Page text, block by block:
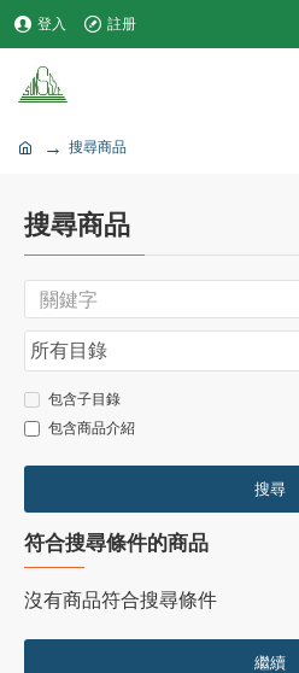
登入 註册
搜尋商品
搜尋商品
包含子目錄
包含商品介紹
搜尋
符合搜尋條件的商品
沒有商品符合搜尋條件
繼續